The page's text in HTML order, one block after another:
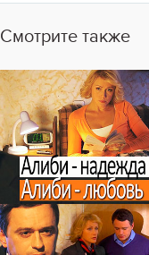
Смотрите также